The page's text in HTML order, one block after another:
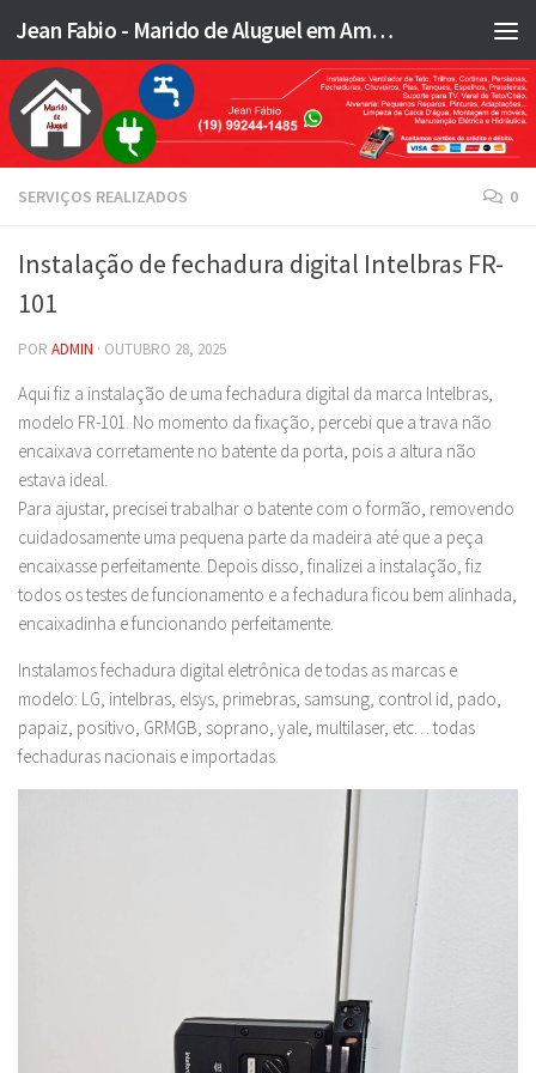
Skip to content Jean Fabio - Marido de Aluguel em Americana SP e região - JFMA
SERVIÇOS REALIZADOS 0
Instalação de fechadura digital Intelbras FR-
101
POR ADMIN · OUTUBRO 28, 2025
Aqui fiz a instalação de uma fechadura digital da marca Intelbras,
modelo FR-101. No momento da fixação, percebi que a trava não
encaixava corretamente no batente da porta, pois a altura não
estava ideal.
Para ajustar, precisei trabalhar o batente com o formão, removendo
cuidadosamente uma pequena parte da madeira até que a peça
encaixasse perfeitamente. Depois disso, finalizei a instalação, fiz
todos os testes de funcionamento e a fechadura ficou bem alinhada,
encaixadinha e funcionando perfeitamente.
Instalamos fechadura digital eletrônica de todas as marcas e
modelo: LG, intelbras, elsys, primebras, samsung, control id, pado,
papaiz, positivo, GRMGB, soprano, yale, multilaser, etc… todas
fechaduras nacionais e importadas.